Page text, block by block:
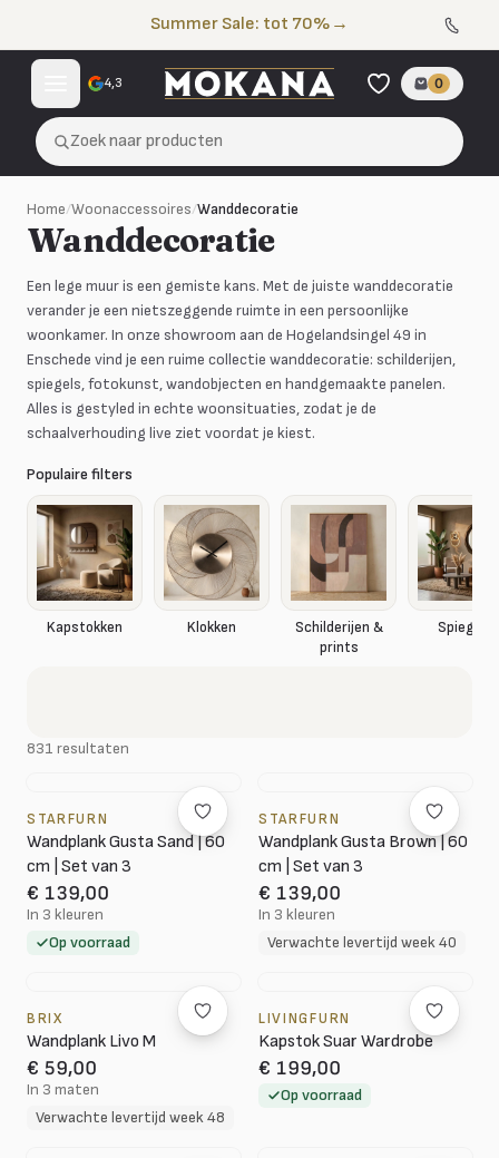
Summer Sale: tot 70% →
4,3 0
Zoek naar producten
Home/Woonaccessoires/Wanddecoratie
Wanddecoratie
Een lege muur is een gemiste kans. Met de juiste wanddecoratie
verander je een nietszeggende ruimte in een persoonlijke
woonkamer. In onze showroom aan de Hogelandsingel 49 in
Enschede vind je een ruime collectie wanddecoratie: schilderijen,
spiegels, fotokunst, wandobjecten en handgemaakte panelen.
Alles is gestyled in echte woonsituaties, zodat je de
schaalverhouding live ziet voordat je kiest.
Populaire filters
Kapstokken Klokken
Schilderijen &
prints
Spiegels
831 resultaten
STARFURN
Wandplank Gusta Sand | 60
cm | Set van 3
€ 139,00
In 3 kleuren
Op voorraad
STARFURN
Wandplank Gusta Brown | 60
cm | Set van 3
€ 139,00
In 3 kleuren
Verwachte levertijd week 40
BRIX
Wandplank Livo M
€ 59,00
In 3 maten
Verwachte levertijd week 48
LIVINGFURN
Kapstok Suar Wardrobe
€ 199,00
Op voorraad